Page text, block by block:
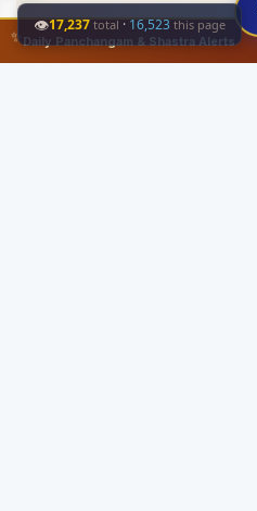
✨ Daily Panchangam & Shastra Alerts
👁17,237 total · 16,523 this page